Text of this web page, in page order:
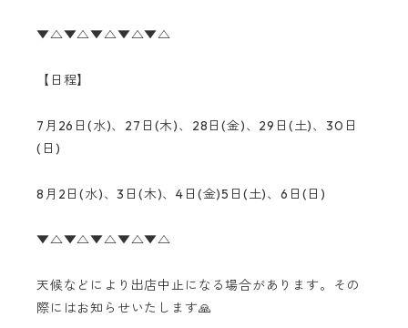
▼△▼△▼△▼△▼△
【日程】
7月26日(水)、27日(木)、28日(金)、29日(土)、30日
(日)
8月2日(水)、3日(木)、4日(金)5日(土)、6日(日)
▼△▼△▼△▼△▼△
天候などにより出店中止になる場合があります。その
際にはお知らせいたします🙏